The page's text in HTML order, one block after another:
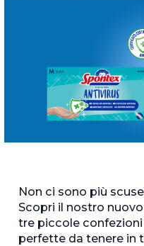
Non ci sono più
Scopri il nostro
tre piccole
perfette da tenere in